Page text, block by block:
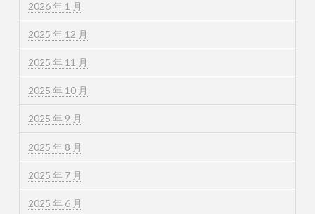
2026 年 1 月
2025 年 12 月
2025 年 11 月
2025 年 10 月
2025 年 9 月
2025 年 8 月
2025 年 7 月
2025 年 6 月